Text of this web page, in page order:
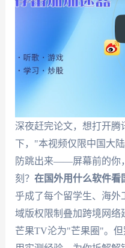
深夜赶完论文，想打开
下，"本视频仅限中国大
防跳出来——屏幕前的你
刻？ 在国外用什么软件看
乎成了每个留学生、海外
域版权限制叠加跨境网络
芒果TV沦为"芒果圈"。